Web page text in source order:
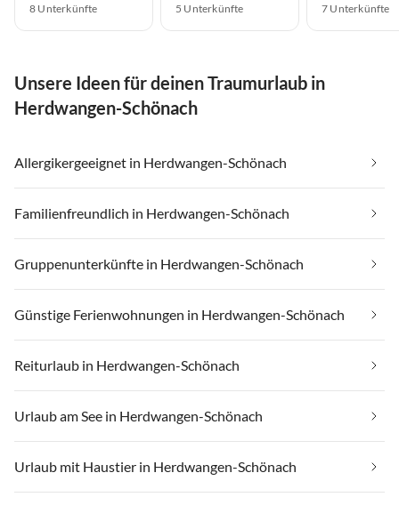
8 Unterkünfte 5 Unterkünfte 7 Unterkünfte
Unsere Ideen für deinen Traumurlaub in
Herdwangen-Schönach
Allergikergeeignet in Herdwangen-Schönach
Familienfreundlich in Herdwangen-Schönach
Gruppenunterkünfte in Herdwangen-Schönach
Günstige Ferienwohnungen in Herdwangen-Schönach
Reiturlaub in Herdwangen-Schönach
Urlaub am See in Herdwangen-Schönach
Urlaub mit Haustier in Herdwangen-Schönach